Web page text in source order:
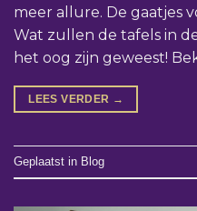
meer allure. De gaatjes
Wat zullen de tafels in
het oog zijn geweest!
LEES VERDER →
Geplaatst in Blog